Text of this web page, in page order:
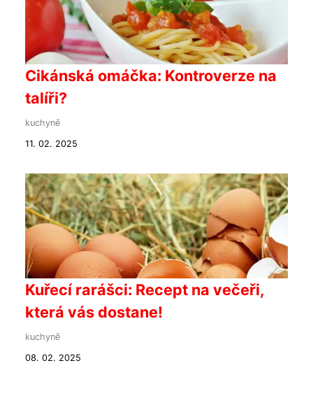
Cikánská omáčka: Kontroverze na
talíři?
kuchyně
11. 02. 2025
Kuřecí rarášci: Recept na večeři,
která vás dostane!
kuchyně
08. 02. 2025